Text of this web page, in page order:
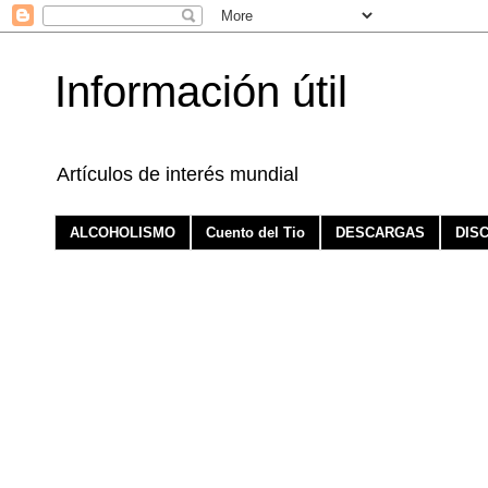
Información útil
Artículos de interés mundial
ALCOHOLISMO Cuento del Tio DESCARGAS